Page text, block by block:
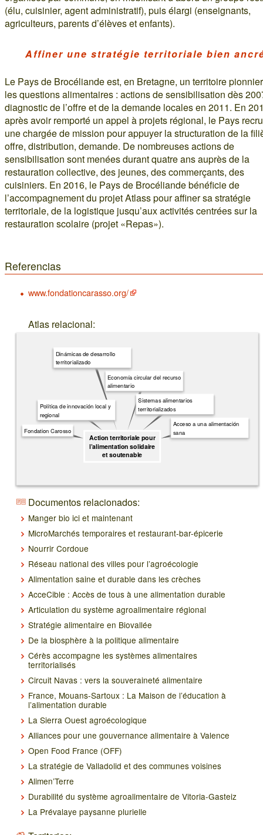
(élu, cuisinier, agent administratif), puis élargi (enseignants,
agriculteurs, parents d’élèves et enfants).
Affiner une stratégie territoriale bien
Le Pays de Brocéliande est, en Bretagne, un territoire
les questions alimentaires : actions de sensibilisation dès
diagnostic de l’offre et de la demande locales en 2011. En
après avoir remporté un appel à projets régional, le Pays
une chargée de mission pour appuyer la structuration de la
offre, distribution, demande. De nombreuses actions de
sensibilisation sont menées durant quatre ans auprès de la
restauration collective, des jeunes, des commerçants, des
cuisiniers. En 2016, le Pays de Brocéliande bénéficie de
l’accompagnement du projet Atlass pour affiner sa stratégie
territoriale, de la logistique jusqu’aux activités centrées sur la
restauration scolaire (projet «Repas»).
Referencias
www.fondationcarasso.org/
Atlas relacional:
Action territoriale pour
l’alimentation solidaire
et soutenable
Acceso a una alimentación
sana
Sistemas alimentarios
territorializados
Economía circular del recurso
alimentario
Dinámicas de desarrollo
territorializado
Política de innovación local y
regional
Fondation Carosso
Documentos relacionados:
Manger bio ici et maintenant
MicroMarchés temporaires et restaurant-bar-épicerie
Nourrir Cordoue
Réseau national des villes pour l’agroécologie
Alimentation saine et durable dans les crèches
AcceCible : Accès de tous à une alimentation durable
Articulation du système agroalimentaire régional
Stratégie alimentaire en Biovallée
De la biosphère à la politique alimentaire
Cérès accompagne les systèmes alimentaires
territorialisés
Circuit Navas : vers la souveraineté alimentaire
France, Mouans-Sartoux : La Maison de l’éducation à
l’alimentation durable
La Sierra Ouest agroécologique
Alliances pour une gouvernance alimentaire à Valence
Open Food France (OFF)
La stratégie de Valladolid et des communes voisines
Alimen’Terre
Durabilité du système agroalimentaire de Vitoria-Gasteiz
La Prévalaye paysanne plurielle